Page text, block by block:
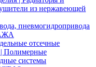
из нержавеющей
пневмогидропривода
отсечные
Полимерные
системы